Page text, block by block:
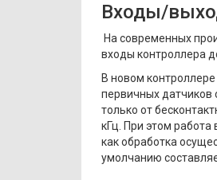
Входы/
На современных
входы контроллера
В новом
первичных датчиков
только от
кГц. При этом работа
как обработка
умолчанию